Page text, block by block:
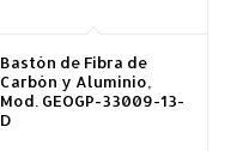
Bastón de Fibra de
Carbón y Aluminio,
Mod. GEOGP-33009-13-
D